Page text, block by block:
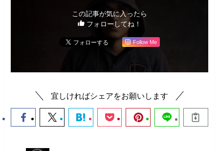
この記事が気に入ったら
フォローしてね！
Follow Me
宜しければシェアをお願いします